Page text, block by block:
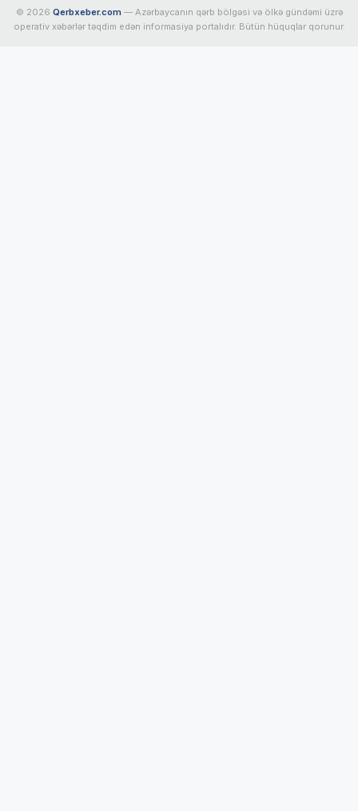
© 2026 Qerbxeber.com — Azərbaycanın qərb bölgəsi və ölkə gündəmi üzrə
operativ xəbərlər təqdim edən informasiya portalıdır. Bütün hüquqlar qorunur.